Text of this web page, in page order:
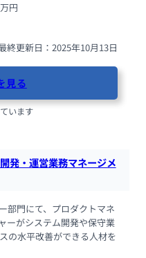
円
終更新日：2025年10月13日
見る
います
発・運営業務マネージメ
部門にて、プロダクトマネ
ーがシステム開発や保守業
の水平改善ができる人材を